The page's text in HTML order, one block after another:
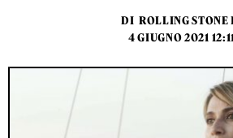
DI ROLLING STONE
4 GIUGNO 2021